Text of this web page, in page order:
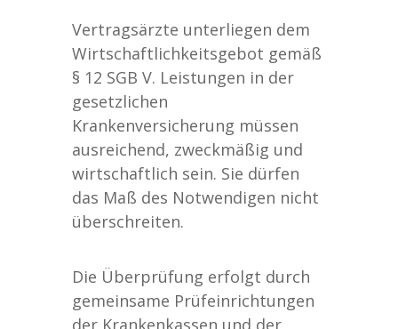
Vertragsärzte unterliegen dem
Wirtschaftlichkeitsgebot gemäß
§ 12 SGB V. Leistungen in der
gesetzlichen
Krankenversicherung müssen
ausreichend, zweckmäßig und
wirtschaftlich sein. Sie dürfen
das Maß des Notwendigen nicht
überschreiten.
Die Überprüfung erfolgt durch
gemeinsame Prüfeinrichtungen
der Krankenkassen und der